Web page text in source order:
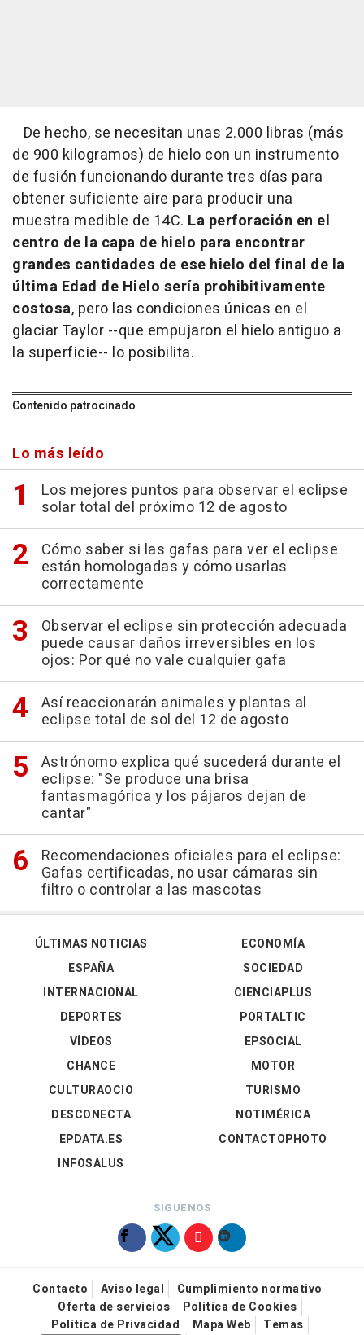
De hecho, se necesitan unas 2.000 libras (más
de 900 kilogramos) de hielo con un instrumento
de fusión funcionando durante tres días para
obtener suficiente aire para producir una
muestra medible de 14C. La perforación en el
centro de la capa de hielo para encontrar
grandes cantidades de ese hielo del final de la
última Edad de Hielo sería prohibitivamente
costosa, pero las condiciones únicas en el
glaciar Taylor --que empujaron el hielo antiguo a
la superficie-- lo posibilita.
Contenido patrocinado
Lo más leído
Los mejores puntos para observar el eclipse
solar total del próximo 12 de agosto
Cómo saber si las gafas para ver el eclipse
están homologadas y cómo usarlas
correctamente
Observar el eclipse sin protección adecuada
puede causar daños irreversibles en los
ojos: Por qué no vale cualquier gafa
Así reaccionarán animales y plantas al
eclipse total de sol del 12 de agosto
Astrónomo explica qué sucederá durante el
eclipse: "Se produce una brisa
fantasmagórica y los pájaros dejan de
cantar"
Recomendaciones oficiales para el eclipse:
Gafas certificadas, no usar cámaras sin
filtro o controlar a las mascotas
ÚLTIMAS NOTICIAS
ESPAÑA
INTERNACIONAL
DEPORTES
VÍDEOS
ECONOMÍA
SOCIEDAD
CIENCIAPLUS
PORTALTIC
EPSOCIAL
CHANCE
CULTURAOCIO
DESCONECTA
EPDATA.ES
INFOSALUS
MOTOR
TURISMO
NOTIMÉRICA
CONTACTOPHOTO
SÍGUENOS
Contacto Aviso legal
Cumplimiento normativo
Oferta de servicios
Política de Cookies
Política de Privacidad
Mapa Web Temas